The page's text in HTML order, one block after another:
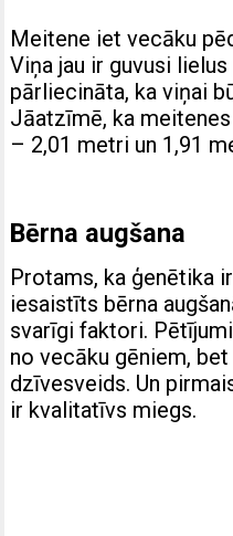
Meitene iet vecāku
Viņa jau ir guvusi
pārliecināta, ka viņai
Jāatzīmē, ka
– 2,01 metri un 1,91
Bērna augšana
Protams, ka ģenētika
iesaistīts bērna
svarīgi faktori.
no vecāku gēniem,
dzīvesveids. Un
ir kvalitatīvs miegs.